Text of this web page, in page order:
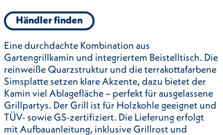
Händler finden
Eine durchdachte Kombination aus
Gartengrillkamin und integriertem Beistelltisch. Die
reinweiße Quarzstruktur und die terrakottafarbene
Simsplatte setzen klare Akzente, dazu bietet der
Kamin viel Ablagefläche – perfekt für ausgelassene
Grillpartys. Der Grill ist für Holzkohle geeignet und
TÜV- sowie GS-zertifiziert. Die Lieferung erfolgt
mit Aufbauanleitung, inklusive Grillrost und